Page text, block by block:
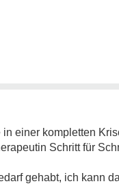
einer kompletten
Schritt für
gehabt, ich kann